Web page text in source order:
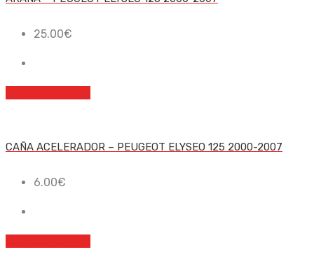
25.00€
CAÑA ACELERADOR – PEUGEOT ELYSEO 125 2000-2007
6.00€